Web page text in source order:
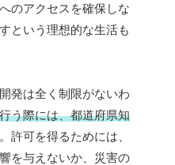
のアクセスを確保しな
という理想的な生活も
発は全く制限がないわ
う際には、都道府県知
許可を得るためには、
を与えないか、災害の